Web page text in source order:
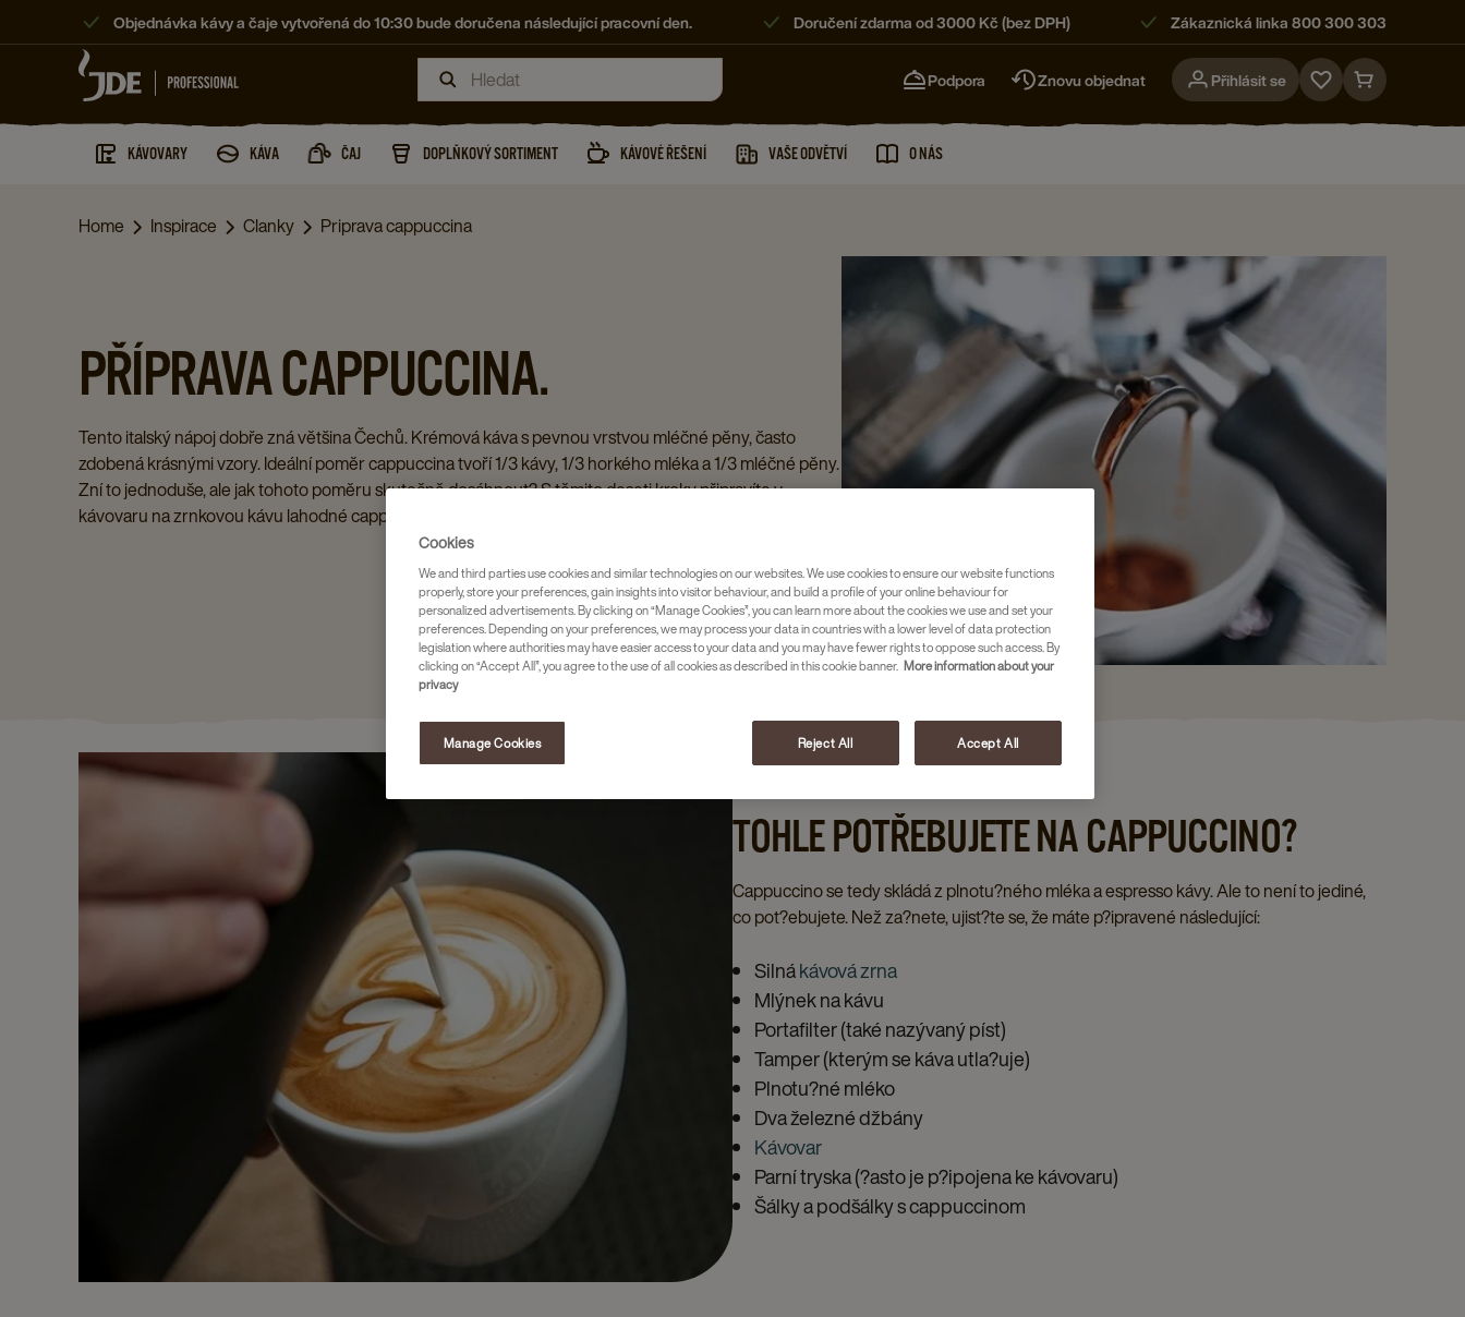
Objednávka kávy a čaje vytvořená do 10:30 bude doručena následující pracovní den. Doručení zdarma od 3000 Kč (bez DPH) Zákaznická linka 800 300 303
Podpora Znovu objednat Přihlásit se
Go
to
Go
to
KÁVOVARY KÁVA ČAJ DOPLŇKOVÝ SORTIMENT KÁVOVÉ ŘEŠENÍ VAŠE ODVĚTVÍ O NÁS
Home Inspirace Clanky Priprava cappuccina
PŘÍPRAVA CAPPUCCINA.
Tento italský nápoj dobře zná většina Čechů. Krémová káva s pevnou vrstvou mléčné pěny, často
zdobená krásnými vzory. Ideální poměr cappuccina tvoří 1/3 kávy, 1/3 horkého mléka a 1/3 mléčné pěny.
Zní to jednoduše, ale jak tohoto poměru skutečně dosáhnout? S těmito deseti kroky připravíte v
kávovaru na zrnkovou kávu lahodné cappuccino během chvilky.
TOHLE POTŘEBUJETE NA CAPPUCCINO?
Cappuccino se tedy skládá z plnotu?ného mléka a espresso kávy. Ale to není to jediné,
co pot?ebujete. Než za?nete, ujist?te se, že máte p?ipravené následující:
Silnákávová zrna
Mlýnek na kávu
Portafilter (také nazývaný píst)
Tamper (kterým se káva utla?uje)
Plnotu?né mléko
Dva železné džbány
Kávovar
Parní tryska (?asto je p?ipojena ke kávovaru)
Šálky a podšálky s cappuccinom
Cookies
We and third parties use cookies and similar technologies on our websites. We use cookies to ensure our website functions
properly, store your preferences, gain insights into visitor behaviour, and build a profile of your online behaviour for
personalized advertisements. By clicking on “Manage Cookies”, you can learn more about the cookies we use and set your
preferences. Depending on your preferences, we may process your data in countries with a lower level of data protection
legislation where authorities may have easier access to your data and you may have fewer rights to oppose such access. By
clicking on “Accept All”, you agree to the use of all cookies as described in this cookie banner. More information about your
privacy
Manage Cookies Reject All Accept All